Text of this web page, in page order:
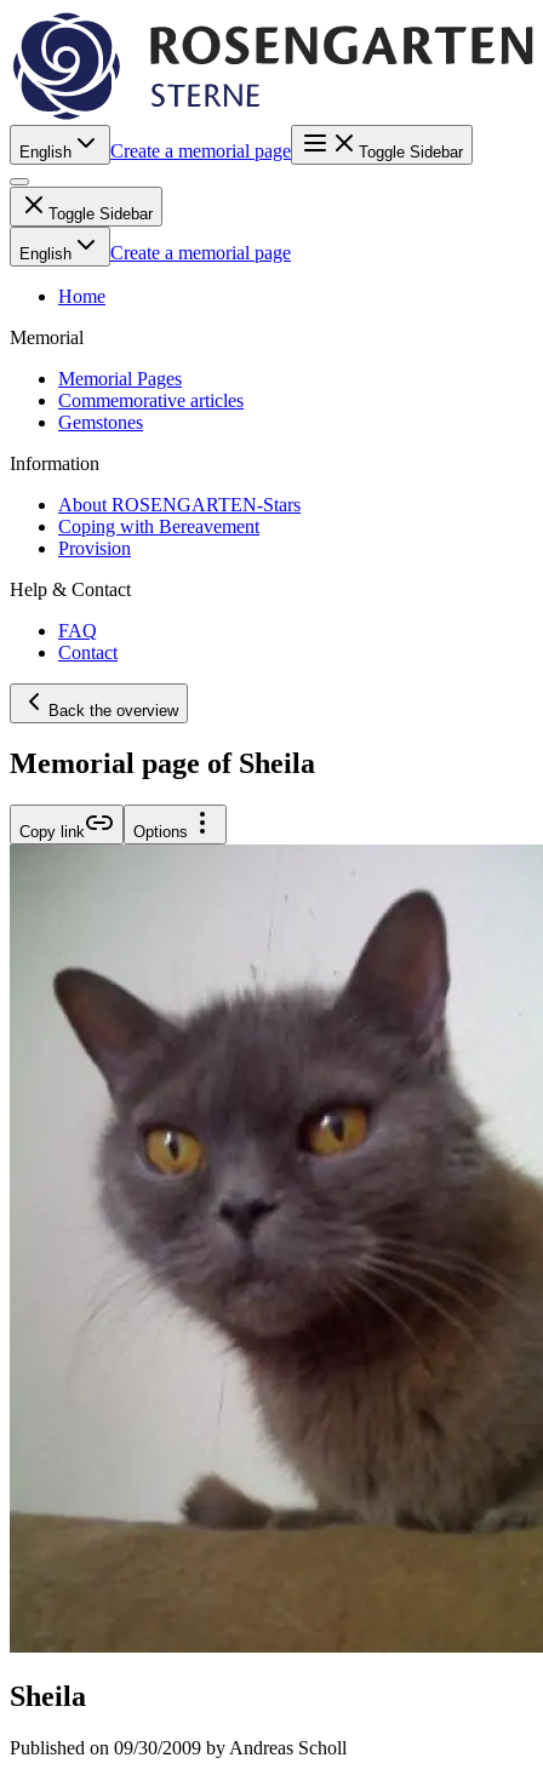
English Create a memorial page Toggle Sidebar
Toggle Sidebar
English Create a memorial page
Home
Memorial
Memorial Pages
Commemorative articles
Gemstones
Information
About ROSENGARTEN-Stars
Coping with Bereavement
Provision
Help & Contact
FAQ
Contact
Back the overview
Memorial page of Sheila
Copy link Options
Sheila
Published on 09/30/2009 by Andreas Scholl